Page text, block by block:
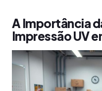
A Importância
Impressão UV